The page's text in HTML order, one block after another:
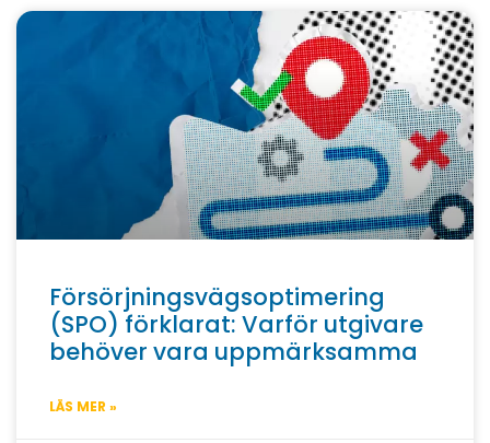
Försörjningsvägsoptimering
(SPO) förklarat: Varför utgivare
behöver vara uppmärksamma
LÄS MER »